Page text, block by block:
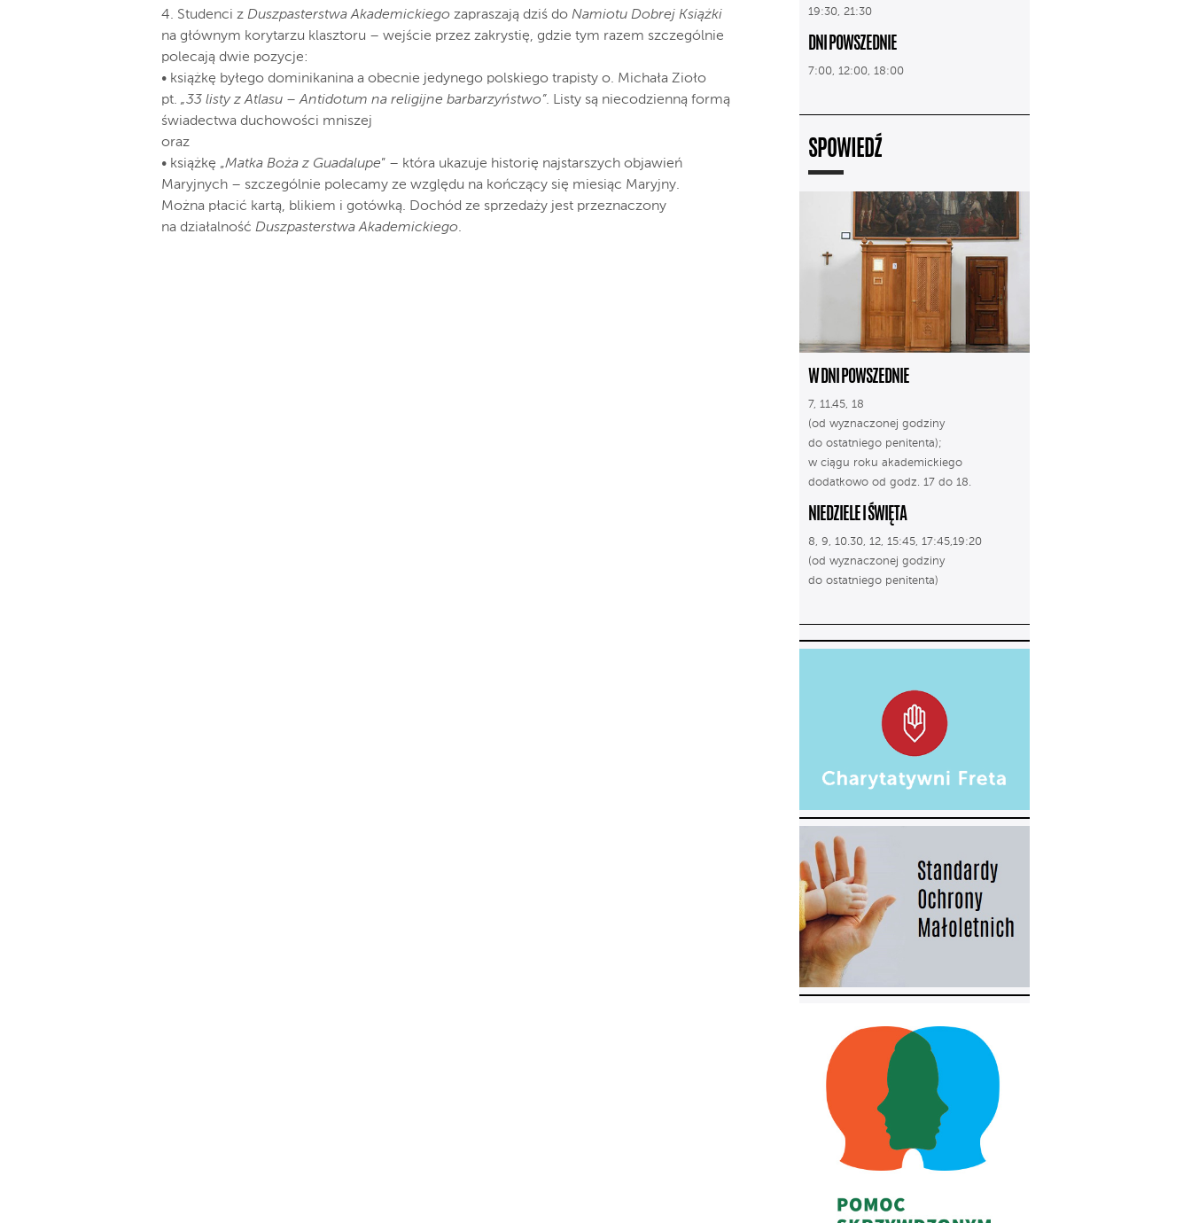
4. Studenci z Duszpasterstwa Akademickiego zapraszają dziś do Namiotu Dobrej Książki
na głównym korytarzu klasztoru – wejście przez zakrystię, gdzie tym razem szczególnie
polecają dwie pozycje:
• książkę byłego dominikanina a obecnie jedynego polskiego trapisty o. Michała Zioło
pt.„33 listy z Atlasu – Antidotum na religijne barbarzyństwo”. Listy są niecodzienną formą
świadectwa duchowości mniszej
oraz
• książkę „Matka Boża z Guadalupe” – która ukazuje historię najstarszych objawień
Maryjnych – szczególnie polecamy ze względu na kończący się miesiąc Maryjny.
Można płacić kartą, blikiem i gotówką. Dochód ze sprzedaży jest przeznaczony
na działalność Duszpasterstwa Akademickiego.
19:30, 21:30
DNI POWSZEDNIE
7:00, 12:00, 18:00
SPOWIEDŹ
W DNI POWSZEDNIE
7, 11.45, 18
(od wyznaczonej godziny
do ostatniego penitenta);
w ciągu roku akademickiego
dodatkowo od godz. 17 do 18.
NIEDZIELE I ŚWIĘTA
8, 9, 10.30, 12, 15:45, 17:45,19:20
(od wyznaczonej godziny
do ostatniego penitenta)